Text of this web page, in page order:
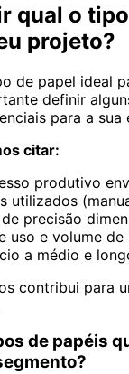
qual o
projeto?
de papel ideal
definir
para a sua
citar:
produtivo
utilizados
precisão
uso e volume
a médio e
contribui para
de papéis